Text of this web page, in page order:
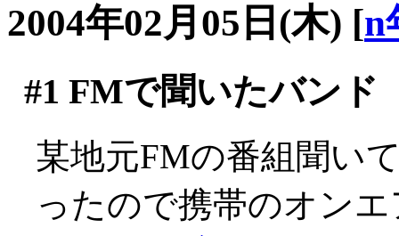
2004年02月05日(木) [n
#1 FMで聞いたバンド
某地元FMの番組聞い
ったので携帯のオン